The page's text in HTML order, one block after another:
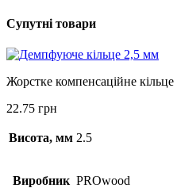
Супутні товари
Жорстке компенсаційне
22.75 грн
Висота, мм 2.5
Виробник PROwood